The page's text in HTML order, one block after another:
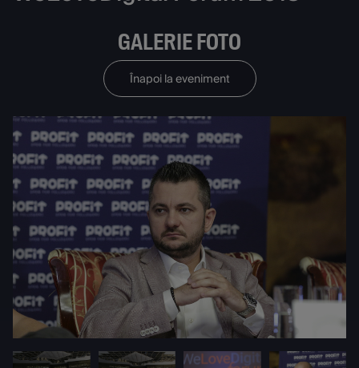
GALERIE FOTO
Înapoi la eveniment